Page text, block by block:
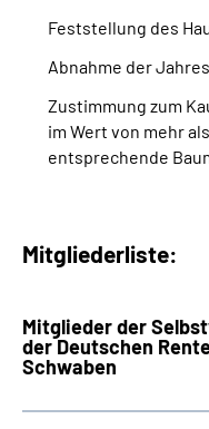
Feststellung des
Abnahme der
Zustimmung zum
im Wert von mehr
entsprechende
Mitgliederliste:
Mitglieder der
der Deutschen
Schwaben